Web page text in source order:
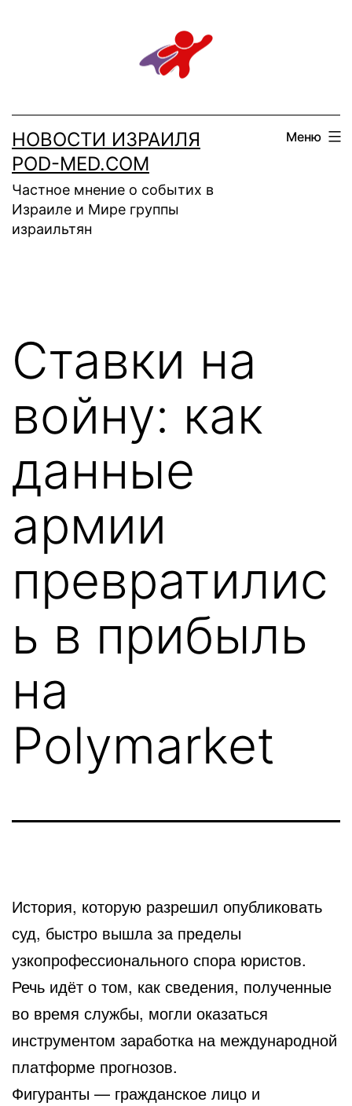
НОВОСТИ ИЗРАИЛЯ
POD-MED.COM
Частное мнение о событих в
Израиле и Мире группы
израильтян
Меню
Ставки на
войну: как
данные
армии
превратилис
ь в прибыль
на
Polymarket
История, которую разрешил опубликовать
суд, быстро вышла за пределы
узкопрофессионального спора юристов.
Речь идёт о том, как сведения, полученные
во время службы, могли оказаться
инструментом заработка на международной
платформе прогнозов.
Фигуранты — гражданское лицо и